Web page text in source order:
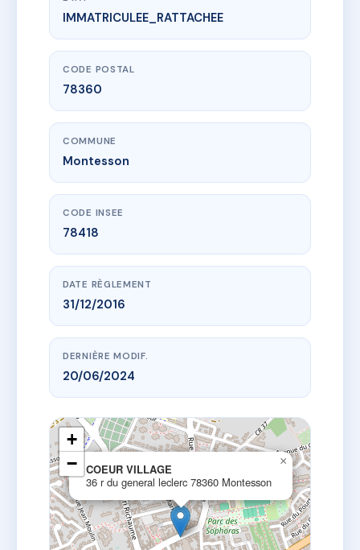
www.vme.plus/AG6434294
COEUR VILLAGE
36 r du general leclerc
IMMATRICULEE_RATTACHEE
CODE POSTAL
78360
COMMUNE
Montesson
CODE INSEE
78418
DATE RÈGLEMENT
31/12/2016
DERNIÈRE MODIF.
20/06/2024
COEUR VILLAGE
36 r du general leclerc 78360 Montesson
×
+
−